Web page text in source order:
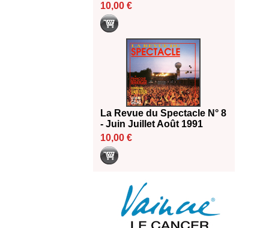
10,00 €
La Revue du Spectacle N° 8
- Juin Juillet Août 1991
10,00 €